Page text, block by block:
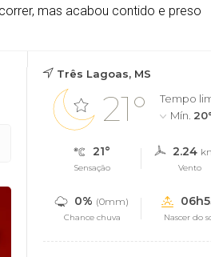
mas acabou contido e preso
Três Lagoas, MS
21°
Tempo
Mín. 20°
21°
Sensação
2.24
Vento
0% (0mm)
Chance chuva Nascer do